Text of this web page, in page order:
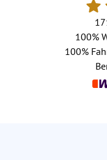
100%
100%